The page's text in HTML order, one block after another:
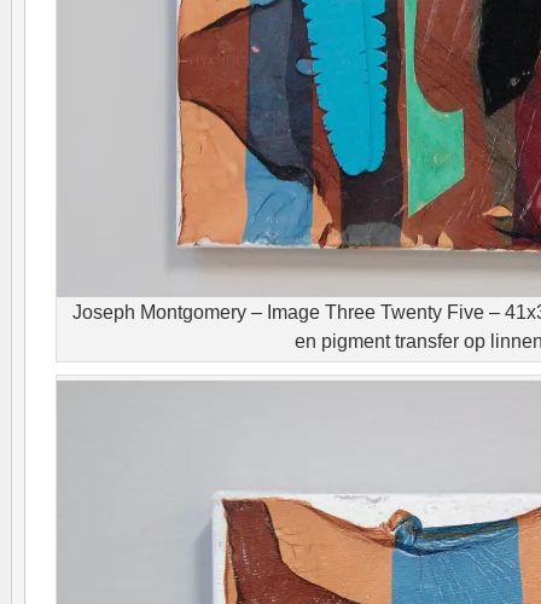
Joseph Montgomery – Image Three Twenty Five –
en pigment transfer op